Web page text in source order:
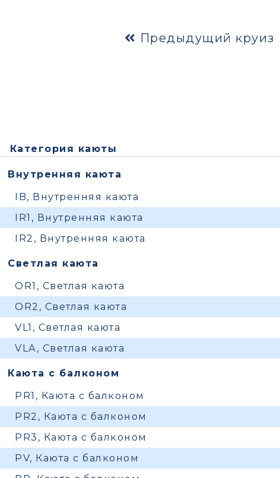
Предыдущий круиз
Категория каюты
Внутренняя каюта
IB, Внутренняя каюта
IR1, Внутренняя каюта
IR2, Внутренняя каюта
Светлая каюта
OR1, Светлая каюта
OR2, Светлая каюта
VL1, Светлая каюта
VLA, Светлая каюта
Каюта с балконом
PR1, Каюта с балконом
PR2, Каюта с балконом
PR3, Каюта с балконом
PV, Каюта с балконом